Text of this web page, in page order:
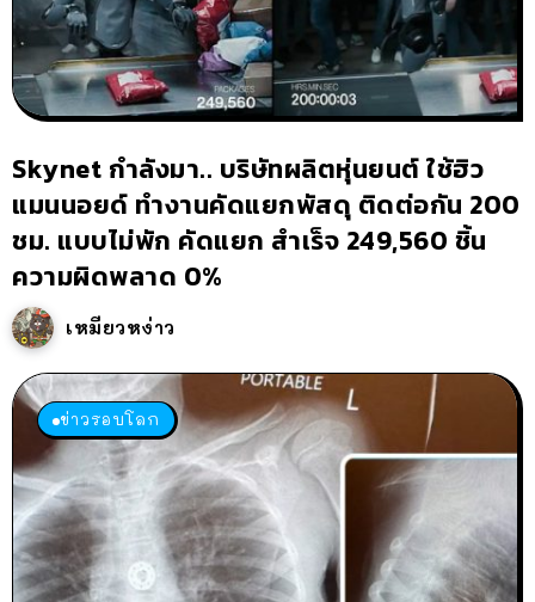
Skynet กำลังมา.. บริษัทผลิตหุ่นยนต์ ใช้ฮิว
แมนนอยด์ ทำงานคัดแยกพัสดุ ติดต่อกัน 200
ชม. แบบไม่พัก คัดแยก สำเร็จ 249,560 ชิ้น
ความผิดพลาด 0%
เหมียวหง่าว
ข่าวรอบโลก